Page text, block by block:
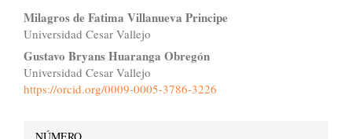
Contenido
principal
del
artículo
Milagros de Fatima Villanueva Principe
Universidad Cesar Vallejo
Gustavo Bryans Huaranga Obregón
Universidad Cesar Vallejo
https://orcid.org/0009-0005-3786-3226